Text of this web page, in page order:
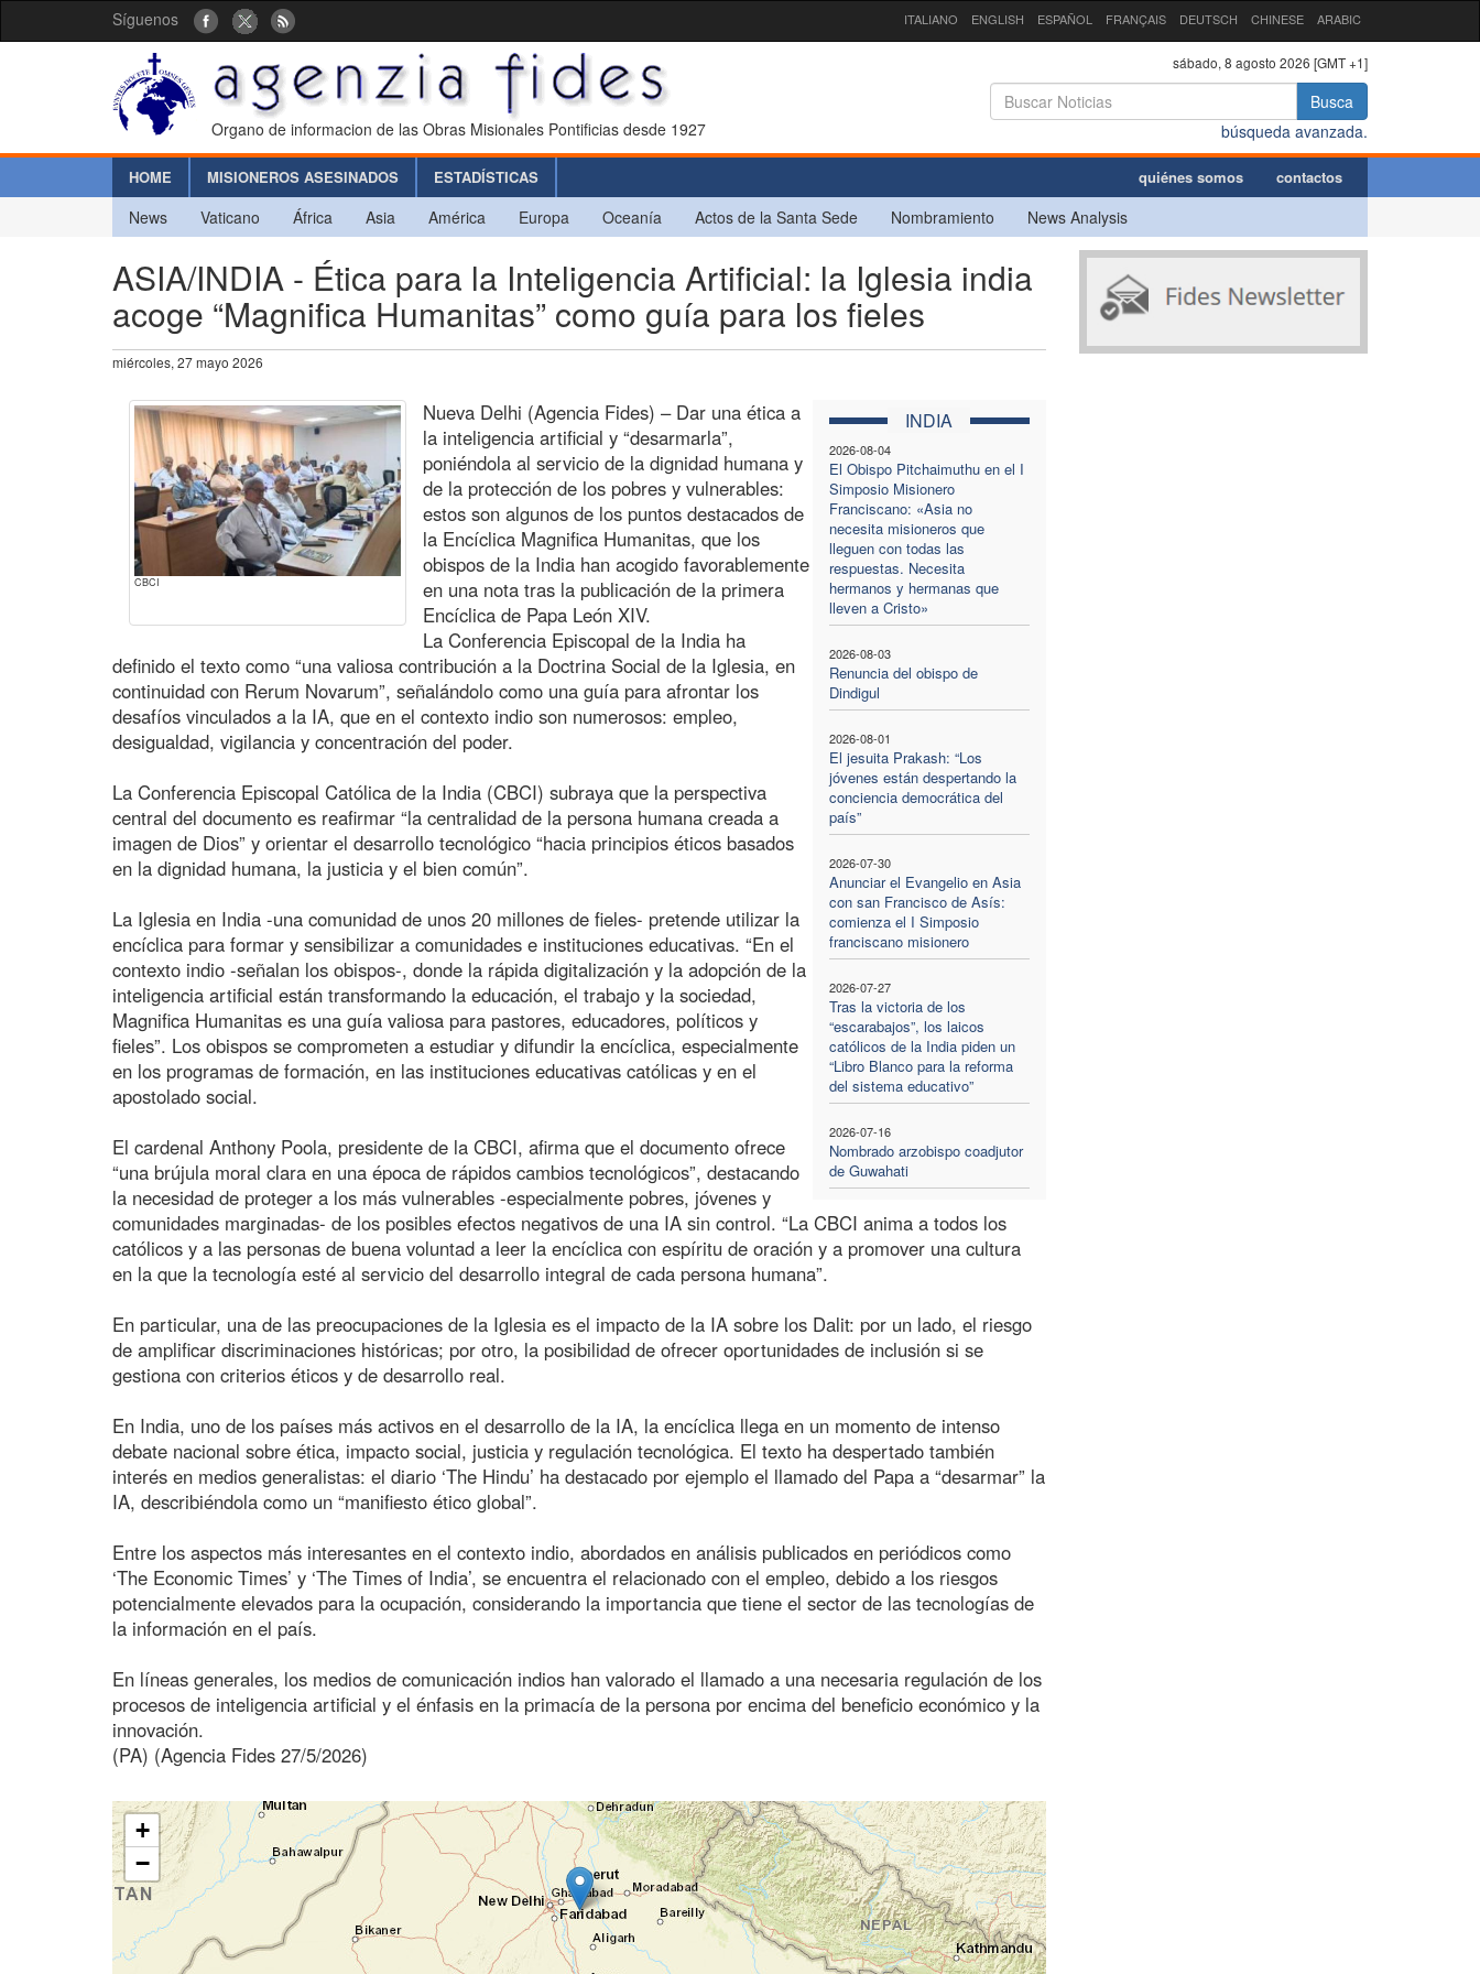
Síguenos ITALIANO ENGLISH ESPAÑOL FRANÇAIS DEUTSCH CHINESE ARABIC
Organo de informacion de las Obras Misionales Pontificias desde 1927
sábado, 8 agosto 2026 [GMT +1]
Busca
búsqueda avanzada.
HOME MISIONEROS ASESINADOS ESTADÍSTICAS quiénes somos contactos
News Vaticano África Asia América Europa Oceanía Actos de la Santa Sede Nombramiento News Analysis
ASIA/INDIA - Ética para la Inteligencia Artificial: la Iglesia india
acoge “Magnifica Humanitas” como guía para los fieles
miércoles, 27 mayo 2026
CBCI
INDIA
2026-08-04
El Obispo Pitchaimuthu en el I
Simposio Misionero
Franciscano: «Asia no
necesita misioneros que
lleguen con todas las
respuestas. Necesita
hermanos y hermanas que
lleven a Cristo»
2026-08-03
Renuncia del obispo de
Dindigul
2026-08-01
El jesuita Prakash: “Los
jóvenes están despertando la
conciencia democrática del
país”
2026-07-30
Anunciar el Evangelio en Asia
con san Francisco de Asís:
comienza el I Simposio
franciscano misionero
2026-07-27
Tras la victoria de los
“escarabajos”, los laicos
católicos de la India piden un
“Libro Blanco para la reforma
del sistema educativo”
2026-07-16
Nombrado arzobispo coadjutor
de Guwahati
Nueva Delhi (Agencia Fides) – Dar una ética a
la inteligencia artificial y “desarmarla”,
poniéndola al servicio de la dignidad humana y
de la protección de los pobres y vulnerables:
estos son algunos de los puntos destacados de
la Encíclica Magnifica Humanitas, que los
obispos de la India han acogido favorablemente
en una nota tras la publicación de la primera
Encíclica de Papa León XIV.
La Conferencia Episcopal de la India ha
definido el texto como “una valiosa contribución a la Doctrina Social de la Iglesia, en
continuidad con Rerum Novarum”, señalándolo como una guía para afrontar los
desafíos vinculados a la IA, que en el contexto indio son numerosos: empleo,
desigualdad, vigilancia y concentración del poder.
La Conferencia Episcopal Católica de la India (CBCI) subraya que la perspectiva
central del documento es reafirmar “la centralidad de la persona humana creada a
imagen de Dios” y orientar el desarrollo tecnológico “hacia principios éticos basados
en la dignidad humana, la justicia y el bien común”.
La Iglesia en India -una comunidad de unos 20 millones de fieles- pretende utilizar la
encíclica para formar y sensibilizar a comunidades e instituciones educativas. “En el
contexto indio -señalan los obispos-, donde la rápida digitalización y la adopción de la
inteligencia artificial están transformando la educación, el trabajo y la sociedad,
Magnifica Humanitas es una guía valiosa para pastores, educadores, políticos y
fieles”. Los obispos se comprometen a estudiar y difundir la encíclica, especialmente
en los programas de formación, en las instituciones educativas católicas y en el
apostolado social.
El cardenal Anthony Poola, presidente de la CBCI, afirma que el documento ofrece
“una brújula moral clara en una época de rápidos cambios tecnológicos”, destacando
la necesidad de proteger a los más vulnerables -especialmente pobres, jóvenes y
comunidades marginadas- de los posibles efectos negativos de una IA sin control. “La CBCI anima a todos los
católicos y a las personas de buena voluntad a leer la encíclica con espíritu de oración y a promover una cultura
en la que la tecnología esté al servicio del desarrollo integral de cada persona humana”.
En particular, una de las preocupaciones de la Iglesia es el impacto de la IA sobre los Dalit: por un lado, el riesgo
de amplificar discriminaciones históricas; por otro, la posibilidad de ofrecer oportunidades de inclusión si se
gestiona con criterios éticos y de desarrollo real.
En India, uno de los países más activos en el desarrollo de la IA, la encíclica llega en un momento de intenso
debate nacional sobre ética, impacto social, justicia y regulación tecnológica. El texto ha despertado también
interés en medios generalistas: el diario ‘The Hindu’ ha destacado por ejemplo el llamado del Papa a “desarmar” la
IA, describiéndola como un “manifiesto ético global”.
Entre los aspectos más interesantes en el contexto indio, abordados en análisis publicados en periódicos como
‘The Economic Times’ y ‘The Times of India’, se encuentra el relacionado con el empleo, debido a los riesgos
potencialmente elevados para la ocupación, considerando la importancia que tiene el sector de las tecnologías de
la información en el país.
En líneas generales, los medios de comunicación indios han valorado el llamado a una necesaria regulación de los
procesos de inteligencia artificial y el énfasis en la primacía de la persona por encima del beneficio económico y la
innovación.
(PA) (Agencia Fides 27/5/2026)
+
−